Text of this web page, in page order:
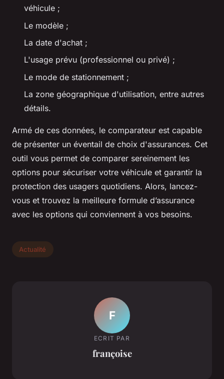
véhicule ;
Le modèle ;
La date d'achat ;
L'usage prévu (professionnel ou privé) ;
Le mode de stationnement ;
La zone géographique d'utilisation, entre autres
détails.
Armé de ces données, le comparateur est capable
de présenter un éventail de choix d'assurances. Cet
outil vous permet de comparer sereinement les
options pour sécuriser votre véhicule et garantir la
protection des usagers quotidiens. Alors, lancez-
vous et trouvez la meilleure formule d’assurance
avec les options qui conviennent à vos besoins.
Actualité
F
ECRIT PAR
françoise